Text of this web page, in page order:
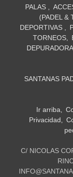
PALAS
(PADEL &
DEPORTIVAS
TORNEOS
SANTANAS
Ir arriba
Privacidad
C/ NICOLAS